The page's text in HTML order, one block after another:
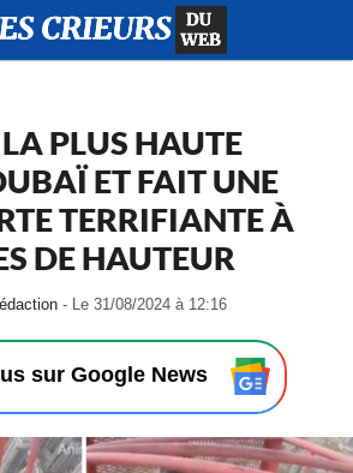
PLUS HAUTE
ET FAIT UNE
TERRIFIANTE À
DE HAUTEUR
- Le 31/08/2024 à 12:16
3
1
/
0
8
sur Google News